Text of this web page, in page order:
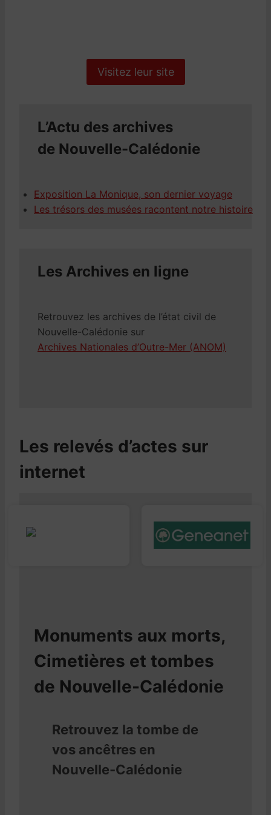
Visitez leur site
L’Actu des archives
de Nouvelle-Calédonie
Exposition La Monique, son dernier voyage
Les trésors des musées racontent notre histoire
Les Archives en ligne
Retrouvez les archives de l’état civil de
Nouvelle-Calédonie sur
Archives Nationales d’Outre-Mer (ANOM)
Les relevés d’actes sur
internet
Monuments aux morts,
Cimetières et tombes
de Nouvelle-Calédonie
Retrouvez la tombe de
vos ancêtres en
Nouvelle-Calédonie